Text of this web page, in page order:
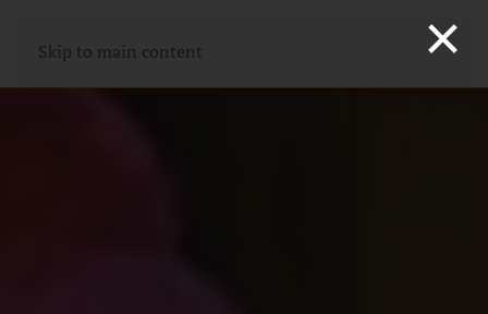
Skip to main content ×